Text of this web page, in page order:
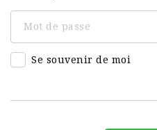
Se souvenir de moi